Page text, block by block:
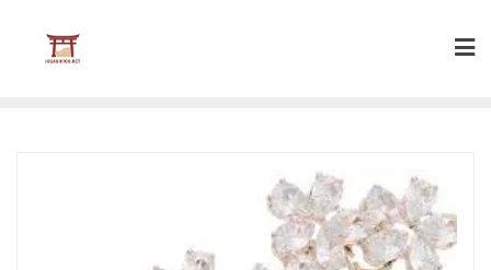
content